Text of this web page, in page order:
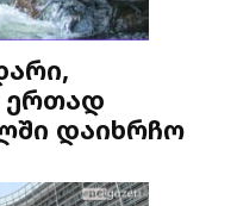
ერთად
დაიხრჩო